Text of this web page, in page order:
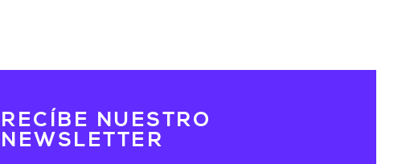
RECÍBE NUESTRO
NEWSLETTER